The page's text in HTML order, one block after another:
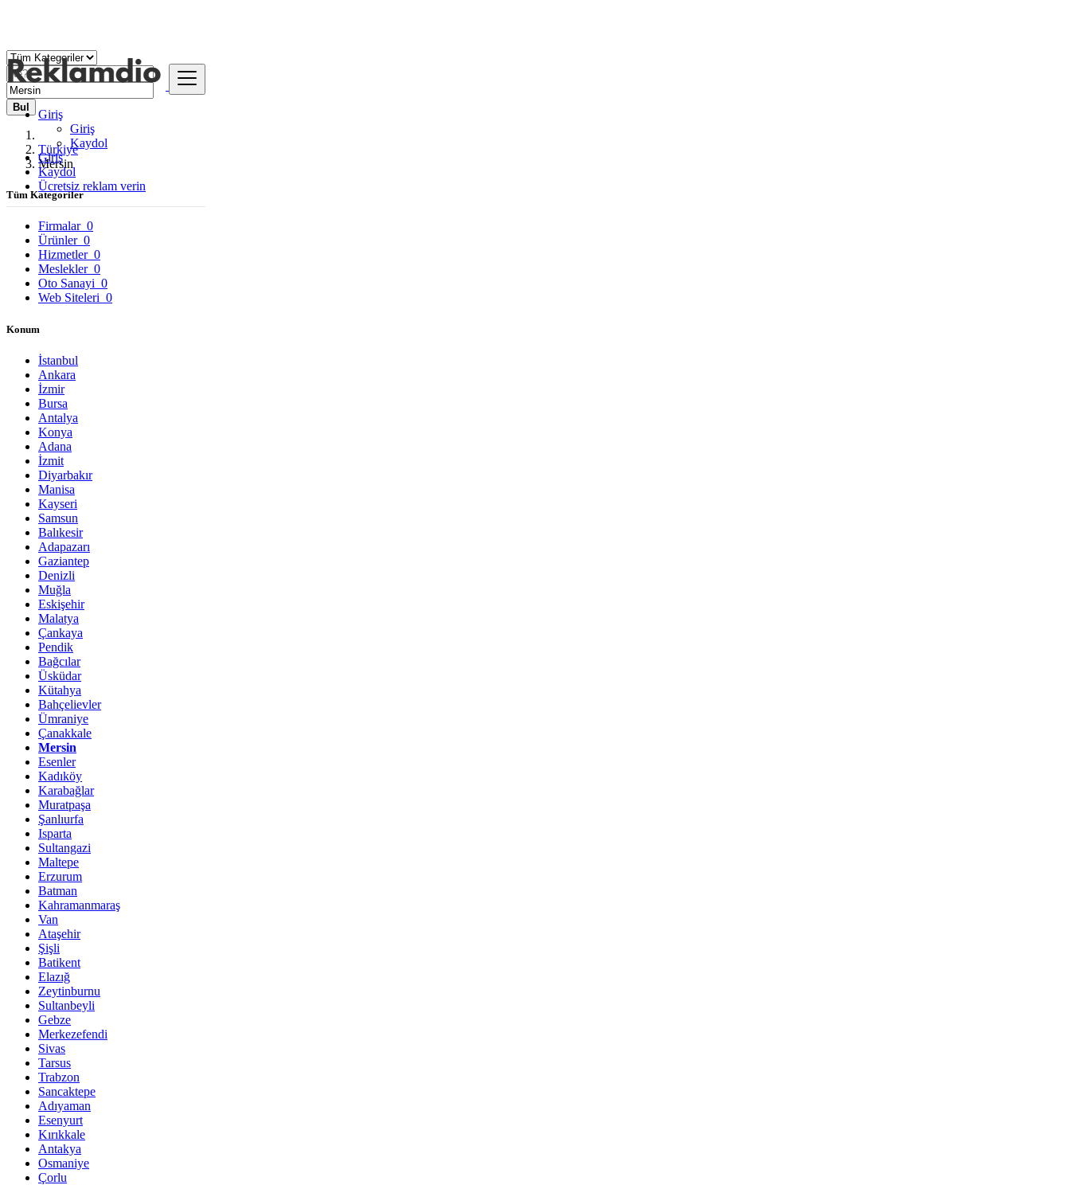
Giriş
Giriş
Kaydol
Giriş
Kaydol
Ücretsiz reklam verin
Bul
Türkiye
Mersin
Tüm Kategoriler
Firmalar 0
Ürünler 0
Hizmetler 0
Meslekler 0
Oto Sanayi 0
Web Siteleri 0
Konum
İstanbul
Ankara
İzmir
Bursa
Antalya
Konya
Adana
İzmit
Diyarbakır
Manisa
Kayseri
Samsun
Balıkesir
Adapazarı
Gaziantep
Denizli
Muğla
Eskişehir
Malatya
Çankaya
Pendik
Bağcılar
Üsküdar
Kütahya
Bahçelievler
Ümraniye
Çanakkale
Mersin
Esenler
Kadıköy
Karabağlar
Muratpaşa
Şanlıurfa
Isparta
Sultangazi
Maltepe
Erzurum
Batman
Kahramanmaraş
Van
Ataşehir
Şişli
Batikent
Elazığ
Zeytinburnu
Sultanbeyli
Gebze
Merkezefendi
Sivas
Tarsus
Trabzon
Sancaktepe
Adıyaman
Esenyurt
Kırıkkale
Antakya
Osmaniye
Çorlu